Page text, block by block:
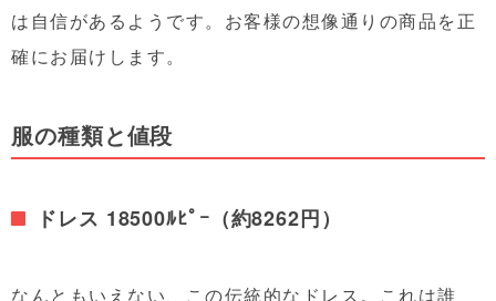
は自信があるようです。お客様の想像通りの商品を正
確にお届けします。
服の種類と値段
ドレス 18500ﾙﾋﾟｰ（約8262円）
なんともいえない、この伝統的なドレス。これは誰